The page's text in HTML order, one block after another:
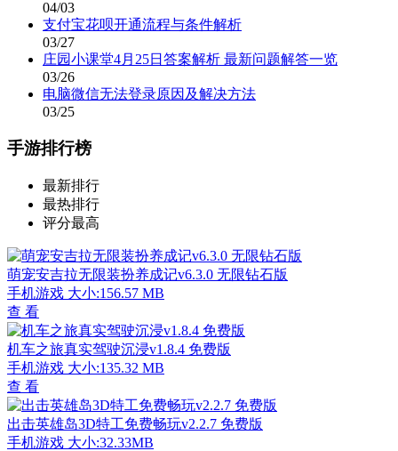
04/03
支付宝花呗开通流程与条件解析
03/27
庄园小课堂4月25日答案解析 最新问题解答一览
03/26
电脑微信无法登录原因及解决方法
03/25
手游排行榜
最新排行
最热排行
评分最高
萌宠安吉拉无限装扮养成记v6.3.0 无限钻石版
手机游戏 大小:156.57 MB
查 看
机车之旅真实驾驶沉浸v1.8.4 免费版
手机游戏 大小:135.32 MB
查 看
出击英雄岛3D特工免费畅玩v2.2.7 免费版
手机游戏 大小:32.33MB